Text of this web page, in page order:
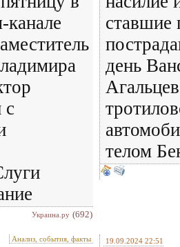
канале
с
Украина.ру (692)
ставшие
день
телом
Анализ, события, факты 19.09.2024 22:51